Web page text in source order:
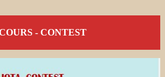
- CONTEST